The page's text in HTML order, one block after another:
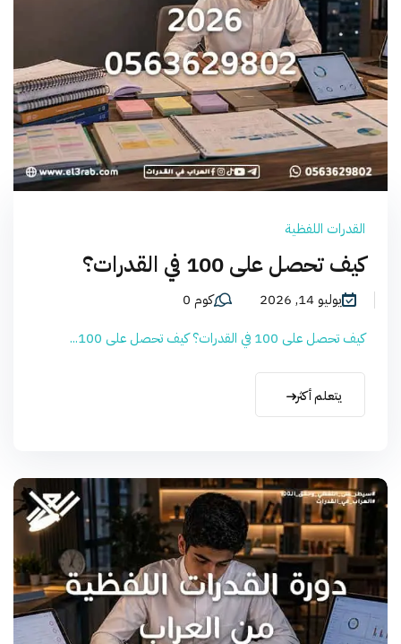
القدرات اللفظية
كيف تحصل على 100 في القدرات؟
يوليو 14, 2026
كوم 0
كيف تحصل على 100 في القدرات؟ كيف تحصل على 100...
يتعلم أكثر